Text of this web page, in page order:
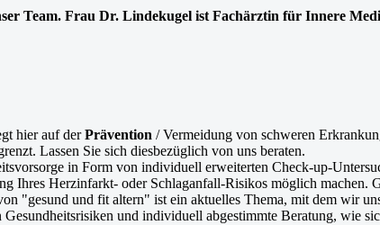
Team. Frau Dr. Lindekugel ist Fachärztin für Innere
hier auf derPrävention / Vermeidung von schweren
Lassen Sie sich diesbezüglich von uns beraten.
in Form von individuell erweiterten Check-up-
Ihres Herzinfarkt- oder Schlaganfall-Risikos möglich machen.
"gesund und fit altern" ist ein aktuelles Thema, mit dem wir
und individuell abgestimmte Beratung, wie